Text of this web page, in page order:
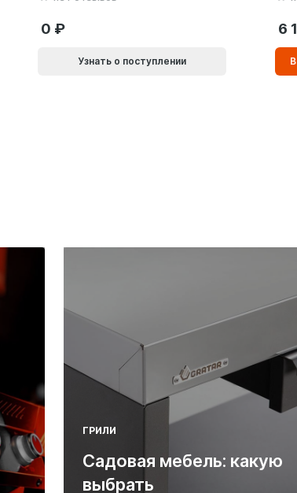
0
Узнать о поступлении
6
корзинe
ГРИЛИ
Садовая мебель: какую
выбрать